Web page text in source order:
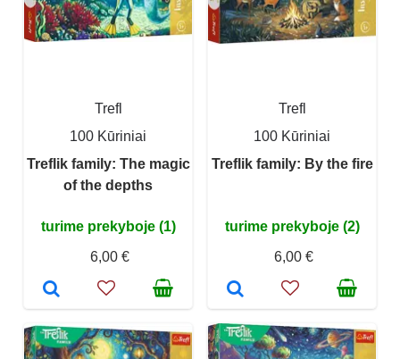
Trefl
100 Kūriniai
Treflik family: The magic
of the depths
turime prekyboje (1)
6,00 €
Trefl
100 Kūriniai
Treflik family: By the fire
turime prekyboje (2)
6,00 €